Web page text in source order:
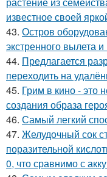
известное своей
43. Остров
экстренного вылета
44. Предлагается
переходить на
45. Грим в кино - это
создания образа
46. Самый легкий
47. Желудочный сок
поразительной
0, что сравнимо с